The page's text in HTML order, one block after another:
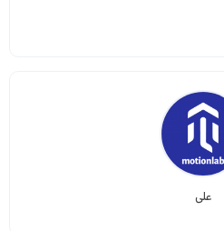
علی